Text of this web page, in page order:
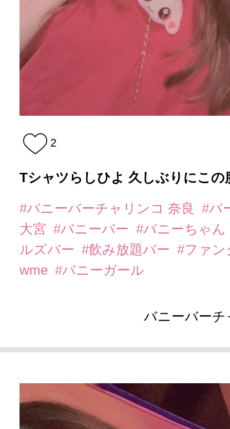
2
Tシャツらしひよ 久しぶりにこの
#バニーバーチャリンコ 奈良
#バ
大宮 #バニーバー #バニーちゃん
ルズバー #飲み放題バー #ファ
wme #バニーガール
バニーバー